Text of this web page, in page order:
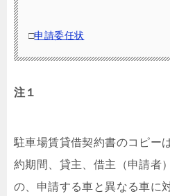
□申請委任状
注１
駐車場賃貸借契約書のコピー
約期間、貸主、借主（申請者
の、申請する車と異なる車に